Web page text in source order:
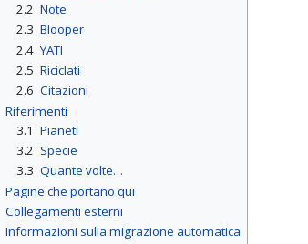
2.2 Note
2.3 Blooper
2.4 YATI
2.5 Riciclati
2.6 Citazioni
Riferimenti
3.1 Pianeti
3.2 Specie
3.3 Quante volte…
Pagine che portano qui
Collegamenti esterni
Informazioni sulla migrazione automatica